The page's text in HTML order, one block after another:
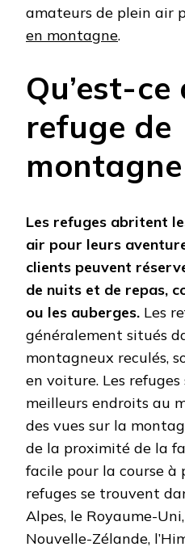
amateurs de plein air
en montagne.
Qu’est-ce
refuge de
montagne
Les refuges abritent
air pour leurs
clients peuvent
de nuits et de repas,
ou les auberges. Les
généralement situés
montagneux reculés,
en voiture. Les
meilleurs endroits au
des vues sur la
de la proximité de la
facile pour la course à
refuges se trouvent
Alpes, le Royaume-
Nouvelle-Zélande,